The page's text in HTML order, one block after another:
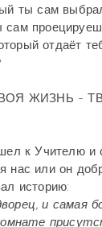
ты сам
сам
отдаёт
-
к Учителю и
нас или он
историю:
и самая